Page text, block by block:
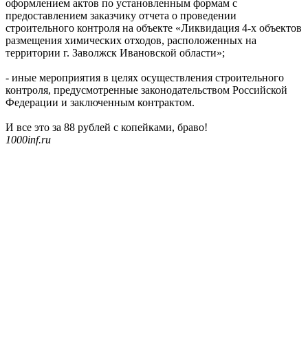
оформлением актов по установленным формам с
предоставлением заказчику отчета о проведении
строительного контроля на объекте «Ликвидация 4-х объектов
размещения химических отходов, расположенных на
территории г. Заволжск Ивановской области»;
- иные мероприятия в целях осуществления строительного
контроля, предусмотренные законодательством Российской
Федерации и заключенным контрактом.
И все это за 88 рублей с копейками, браво!
1000inf.ru